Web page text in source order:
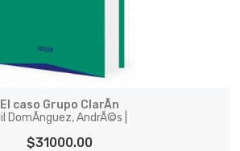
El caso Grupo ClarÃ­n
DomÃ­nguez, AndrÃ©s |
$31000.00